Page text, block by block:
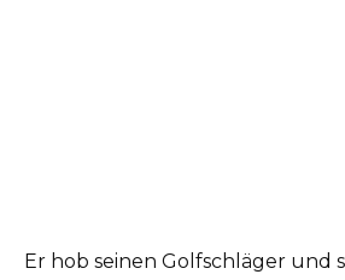
Er hob seinen Golfschläger und